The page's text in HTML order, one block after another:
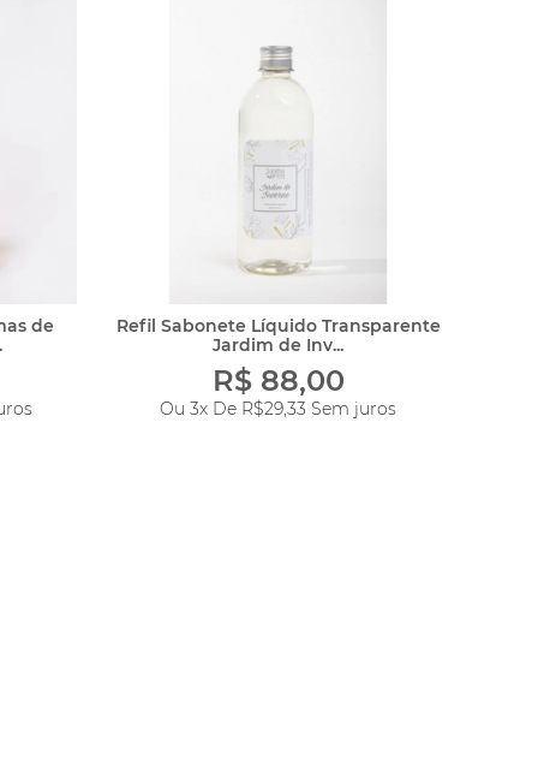
de
Refil Sabonete Líquido Transparente
Jardim de Inv...
R$ 88,00
Ou 3x De R$29,33 Sem juros